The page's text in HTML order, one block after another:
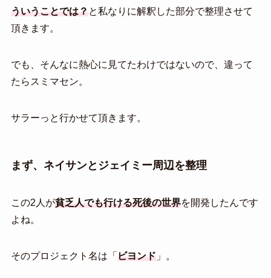
ういうことでは？と私なりに解釈した部分で整理させて
頂きます。
でも、そんなに熱心に見てたわけではないので、違って
たらスミマセン。
サラーっと行かせて頂きます。
まず、ネイサンとジェイミー周辺を整理
この2人が貧乏人でも行ける死後の世界を開発したんです
よね。
そのプロジェクト名は「 ビヨンド」。